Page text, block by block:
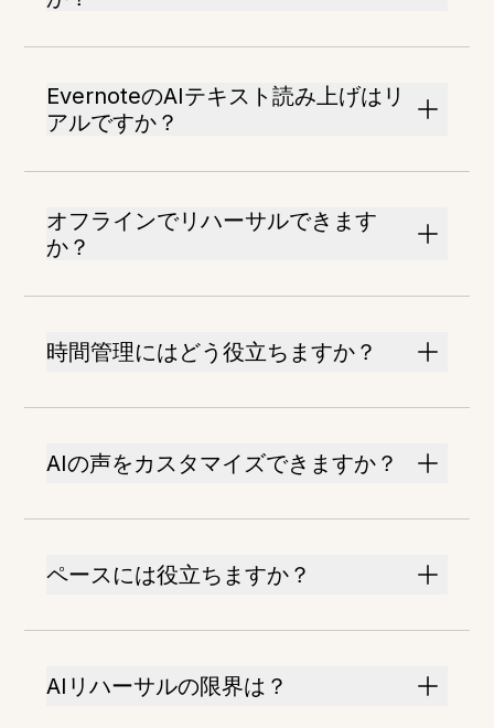
EvernoteのAIテキスト読み上げはリ
アルですか？
オフラインでリハーサルできます
か？
時間管理にはどう役立ちますか？
AIの声をカスタマイズできますか？
ペースには役立ちますか？
AIリハーサルの限界は？